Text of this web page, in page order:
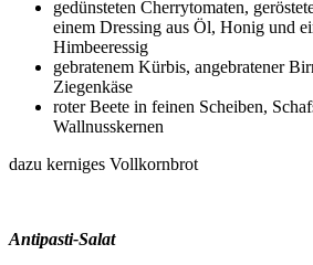
gedünsteten Cherrytomaten,
einem Dressing aus Öl, Honig und
Himbeeressig
gebratenem Kürbis, angebratener
Ziegenkäse
roter Beete in feinen Scheiben,
Wallnusskernen
dazu kerniges Vollkornbrot
Antipasti-Salat